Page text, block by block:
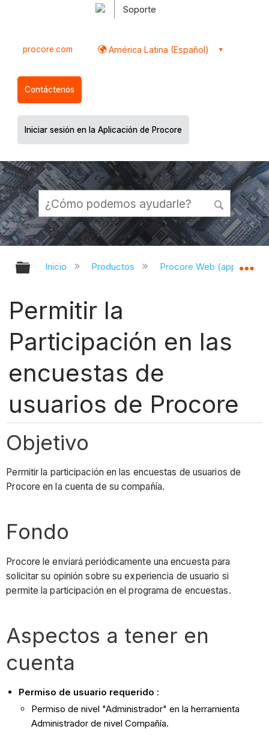
Soporte
procore.com América Latina (Español)
Contáctenos
Iniciar sesión en la Aplicación de Procore
Expandir/contraer jerarquía global
Inicio Productos Procore Web
Permitir la
Participación en las
encuestas de
usuarios de Procore
Objetivo
Permitir la participación en las encuestas de usuarios de
Procore en la cuenta de su compañía.
Fondo
Procore le enviará periódicamente una encuesta para
solicitar su opinión sobre su experiencia de usuario si
permite la participación en el programa de encuestas.
Aspectos a tener en
cuenta
Permiso de usuario requerido :
Permiso de nivel "Administrador" en la herramienta
Administrador de nivel Compañía.